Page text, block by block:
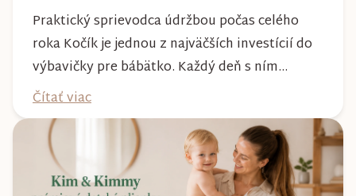
Praktický sprievodca údržbou počas celého
roka Kočík je jednou z najväčších investícií do
výbavičky pre bábätko. Každý deň s ním
absolvujete prechádzky po meste, v parkoch,
na lesných chodníkoch aj počas nepriaznivého
počasia. Pravidelnou starostlivosťou si však
môžete byť istí, že vám bude spoľahlivo slúžiť
dlhé roky a zachová si svoj krásny vzhľ...
Čítať viac